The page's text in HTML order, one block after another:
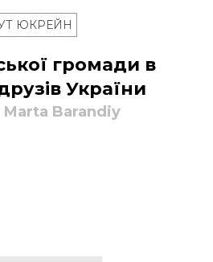
ЮКРЕЙН
громади в
України
Marta Barandiy